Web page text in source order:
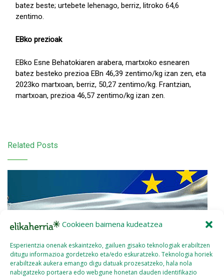
Cookieen baimena kudeatzea
Esperientzia onenak eskaintzeko, gailuen gisako teknologiak erabiltzen
ditugu informazioa gordetzeko eta/edo eskuratzeko. Teknologia horiek
erabiltzeak aukera emango digu datuak prozesatzeko, hala nola
nabigatzeko portaera edo webgune honetan dauden identifikazio
batez beste; urtebete lehenago, berriz, litroko 64,6
zentimo.
EBko prezioak
EBko Esne Behatokiaren arabera, martxoko esnearen
batez besteko prezioa EBn 46,39 zentimo/kg izan zen, eta
2023ko martxoan, berriz, 50,27 zentimo/kg. Frantzian,
martxoan, prezioa 46,57 zentimo/kg izan zen.
Related Posts